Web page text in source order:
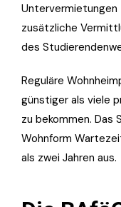
Untervermietungen
zusätzliche
des
Reguläre
günstiger als viele
zu bekommen. Das
Wohnform
als zwei Jahren aus.